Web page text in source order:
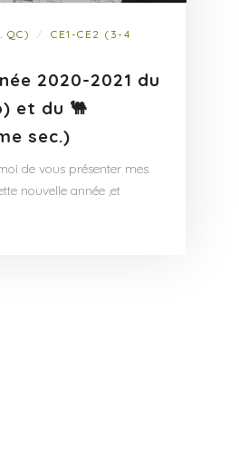
QC) /
CE1-CE2 (3-4
2020-2021 du
et du 🐫
sec.)
de vous présenter mes
nouvelle année ,et